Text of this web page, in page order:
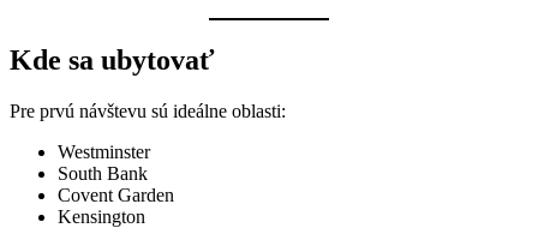
Kde sa ubytovať
Pre prvú návštevu sú ideálne oblasti:
Westminster
South Bank
Covent Garden
Kensington